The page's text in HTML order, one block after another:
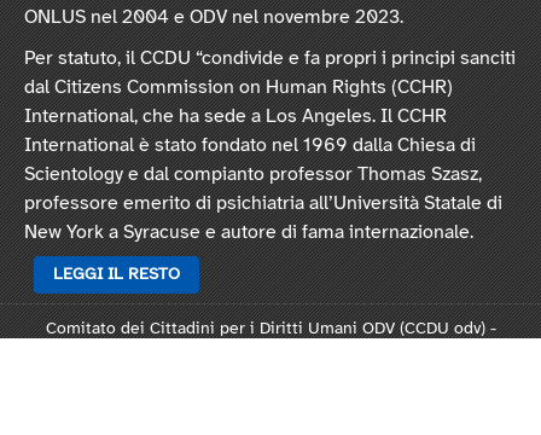
ONLUS nel 2004 e ODV nel novembre 2023.
Per statuto, il CCDU “condivide e fa propri i principi sanciti
dal Citizens Commission on Human Rights (CCHR)
International, che ha sede a Los Angeles. Il CCHR
International è stato fondato nel 1969 dalla Chiesa di
Scientology e dal compianto professor Thomas Szasz,
professore emerito di psichiatria all’Università Statale di
New York a Syracuse e autore di fama internazionale.
LEGGI IL RESTO
Comitato dei Cittadini per i Diritti Umani ODV (CCDU odv) -